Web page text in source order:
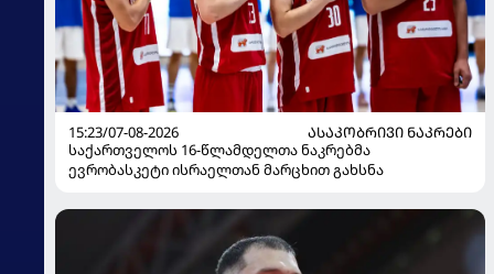
15:23/07-08-2026
ᲐᲡᲐᲙᲝᲑᲠᲘᲕᲘ ᲜᲐᲙᲠᲔᲑᲘ
საქართველოს 16-წლამდელთა ნაკრებმა
ევრობასკეტი ისრაელთან მარცხით გახსნა